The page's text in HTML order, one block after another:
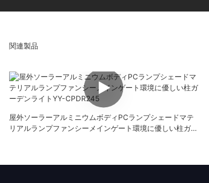
関連製品
屋外ソーラーアルミニウムボディPCランプシェードマテ
リアルランプファンシーメインゲート環境に優しい柱ガー